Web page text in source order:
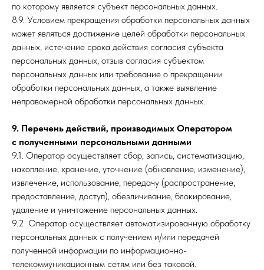
по которому является субъект персональных данных.
8.9. Условием прекращения обработки персональных данных
может являться достижение целей обработки персональных
данных, истечение срока действия согласия субъекта
персональных данных, отзыв согласия субъектом
персональных данных или требование о прекращении
обработки персональных данных, а также выявление
неправомерной обработки персональных данных.
9. Перечень действий, производимых Оператором
с полученными персональными данными
9.1. Оператор осуществляет сбор, запись, систематизацию,
накопление, хранение, уточнение (обновление, изменение),
извлечение, использование, передачу (распространение,
предоставление, доступ), обезличивание, блокирование,
удаление и уничтожение персональных данных.
9.2. Оператор осуществляет автоматизированную обработку
персональных данных с получением и/или передачей
полученной информации по информационно-
телекоммуникационным сетям или без таковой.